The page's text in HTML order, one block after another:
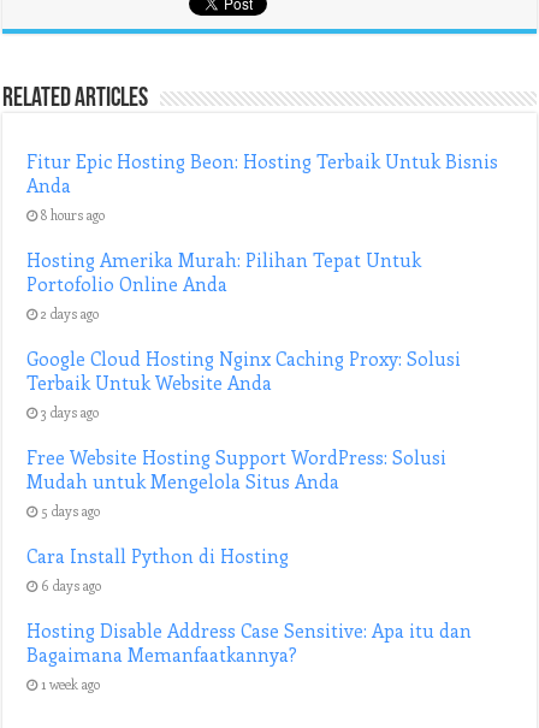
Related Articles
Fitur Epic Hosting Beon: Hosting Terbaik Untuk Bisnis
Anda
8 hours ago
Hosting Amerika Murah: Pilihan Tepat Untuk
Portofolio Online Anda
2 days ago
Google Cloud Hosting Nginx Caching Proxy: Solusi
Terbaik Untuk Website Anda
3 days ago
Free Website Hosting Support WordPress: Solusi
Mudah untuk Mengelola Situs Anda
5 days ago
Cara Install Python di Hosting
6 days ago
Hosting Disable Address Case Sensitive: Apa itu dan
Bagaimana Memanfaatkannya?
1 week ago